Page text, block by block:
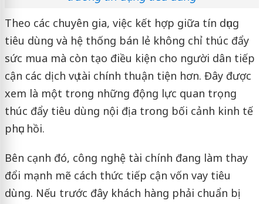
Theo các chuyên gia, việc kết hợp giữa tín dụng
tiêu dùng và hệ thống bán lẻ không chỉ thúc đẩy
sức mua mà còn tạo điều kiện cho người dân tiếp
cận các dịch vụ tài chính thuận tiện hơn. Đây được
xem là một trong những động lực quan trọng
thúc đẩy tiêu dùng nội địa trong bối cảnh kinh tế
phục hồi.
Bên cạnh đó, công nghệ tài chính đang làm thay
đổi mạnh mẽ cách thức tiếp cận vốn vay tiêu
dùng. Nếu trước đây khách hàng phải chuẩn bị